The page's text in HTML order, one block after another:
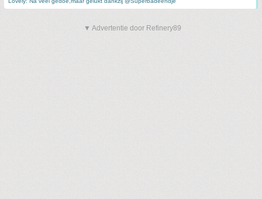
▼ Advertentie door Refinery89